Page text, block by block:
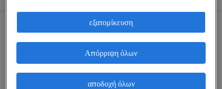
french customer care agent - work
remote all over greece
εξατομίκευση
Απόρριψη όλων
αποδοχή όλων